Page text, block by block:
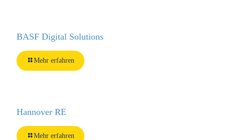
BASF Digital Solutions
Mehr erfahren
Hannover RE
Mehr erfahren